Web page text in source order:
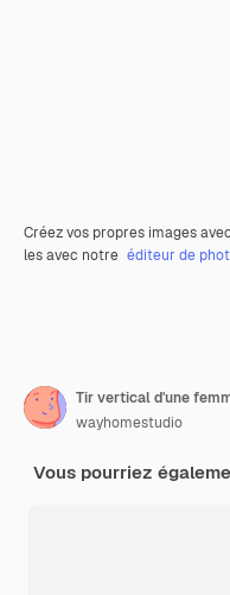
Créez vos propres images
les avec notre éditeur de
wayhomestudio
Vous pourriez